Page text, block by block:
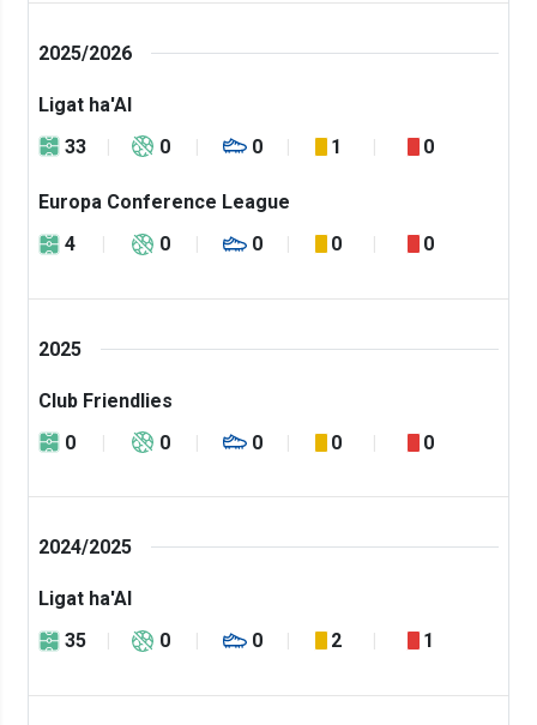
2025/2026
Ligat ha'Al
33
0 0 1 0
Europa Conference League
4
0 0 0 0
2025
Club Friendlies
0
0 0 0 0
2024/2025
Ligat ha'Al
35
0 0 2 1